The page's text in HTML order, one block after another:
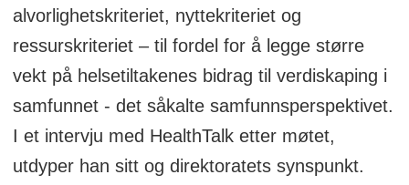
alvorlighetskriteriet, nyttekriteriet og
ressurskriteriet – til fordel for å legge større
vekt på helsetiltakenes bidrag til verdiskaping i
samfunnet - det såkalte samfunnsperspektivet.
I et intervju med HealthTalk etter møtet,
utdyper han sitt og direktoratets synspunkt.